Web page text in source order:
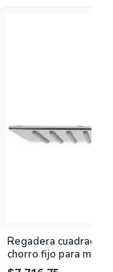
Regadera cuadrada
chorro fijo para muro
sistema anticalcáreo